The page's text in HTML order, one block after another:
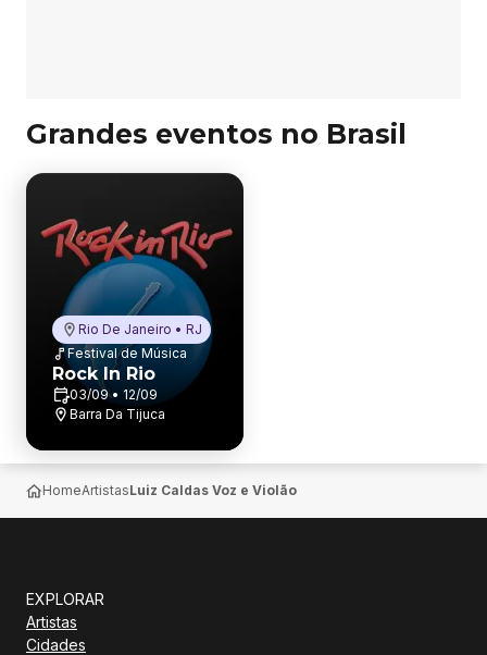
Grandes eventos no Brasil
Rio De Janeiro • RJ
Festival de Música
Rock In Rio
03/09 • 12/09
Barra Da Tijuca
HomeArtistasLuiz Caldas Voz e Violão
EXPLORAR
Artistas
Cidades